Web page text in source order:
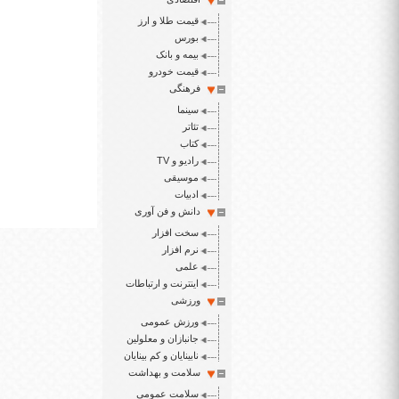
قیمت طلا و ارز
بورس
بیمه و بانک
قیمت خودرو
فرهنگی
سینما
تئاتر
کتاب
رادیو و TV
موسیقی
ادبیات
دانش و فن آوری
سخت افزار
نرم افزار
علمی
اینترنت و ارتباطات
ورزشی
ورزش عمومی
جانبازان و معلولین
نابینایان و کم بینایان
سلامت و بهداشت
سلامت عمومی